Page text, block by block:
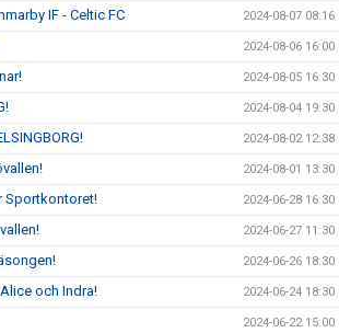
IF - Celtic FC 2024-08-07 08:16
2024-08-06 16:00
2024-08-05 16:30
2024-08-04 19:30
2024-08-02 12:38
2024-08-01 13:30
Sportkontoret! 2024-06-28 16:30
2024-06-27 11:30
2024-06-26 18:30
och Indra! 2024-06-24 18:30
2024-06-22 15:00